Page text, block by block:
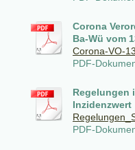
Corona
Ba-Wü vom
Corona-VO-
PDF-
Regelungen
Inzidenzwert
PDF-